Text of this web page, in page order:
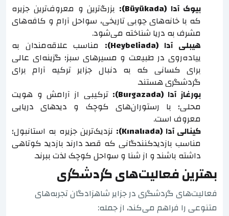
بیوک آدا (Büyükada):
بزرگ‌ترین و معروف‌ترین جزیره
که با خانه‌های چوبی تاریخی، سواحل آرام و کافه‌های
مشرف به دریا شناخته می‌شود.
هیبلی آدا (Heybeliada):
مناسب علاقه‌مندان به
پیاده‌روی در طبیعت و مسیرهای سبز؛ گزینه‌ای عالی
برای کسانی که به دنبال جزایر ترکیه آرام برای
گردشگری هستند.
بورغاز آدا (Burgazada):
ترکیبی از آرامش و هویت
محلی؛ با رستوران‌های کوچک و دیدهای دریایی
معروف است.
کینالی آدا (Kınalıada):
نزدیک‌ترین جزیره به استانبول؛
مناسب بازدیدکنندگانی که قصد دارند بازدید کوتاهی
داشته باشند و از شنا و سواحل کوچک لذت ببرند.
بهترین فعالیت‌های گردشگری
فعالیت‌های گردشگری در جزایر شاهزادگان تجربه‌های
متنوعی را فراهم می‌کند، از جمله: